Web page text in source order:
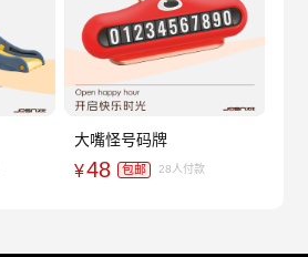
大嘴怪号码牌
¥48 包邮 28人付款